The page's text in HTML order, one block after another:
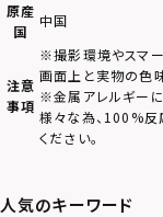
原産
国
中国
注意
事項
※撮影環境やスマー
画面上と実物の色
※金属アレルギー
様々な為、100%反
ください。